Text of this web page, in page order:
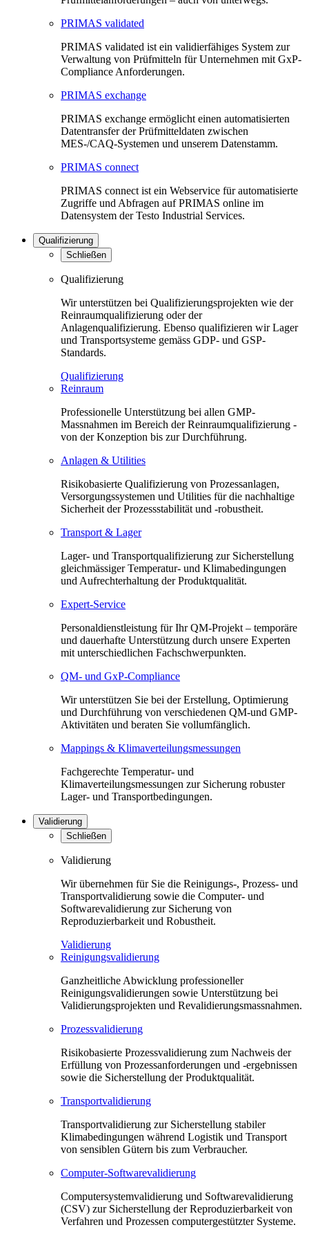
PRIMAS validated
PRIMAS validated ist ein validierfähiges System zur
Verwaltung von Prüfmitteln für Unternehmen mit GxP-
Compliance Anforderungen.
PRIMAS exchange
PRIMAS exchange ermöglicht einen automatisierten
Datentransfer der Prüfmitteldaten zwischen
MES-/CAQ-Systemen und unserem Datenstamm.
PRIMAS connect
PRIMAS connect ist ein Webservice für automatisierte
Zugriffe und Abfragen auf PRIMAS online im
Datensystem der Testo Industrial Services.
Qualifizierung
Schließen
Qualifizierung
Wir unterstützen bei Qualifizierungsprojekten wie der
Reinraumqualifizierung oder der
Anlagenqualifizierung. Ebenso qualifizieren wir Lager
und Transportsysteme gemäss GDP- und GSP-
Standards.
Qualifizierung
Reinraum
Professionelle Unterstützung bei allen GMP-
Massnahmen im Bereich der Reinraumqualifizierung -
von der Konzeption bis zur Durchführung.
Anlagen & Utilities
Risikobasierte Qualifizierung von Prozessanlagen,
Versorgungssystemen und Utilities für die nachhaltige
Sicherheit der Prozessstabilität und -robustheit.
Transport & Lager
Lager- und Transportqualifizierung zur Sicherstellung
gleichmässiger Temperatur- und Klimabedingungen
und Aufrechterhaltung der Produktqualität.
Expert-Service
Personaldienstleistung für Ihr QM-Projekt – temporäre
und dauerhafte Unterstützung durch unsere Experten
mit unterschiedlichen Fachschwerpunkten.
QM- und GxP-Compliance
Wir unterstützen Sie bei der Erstellung, Optimierung
und Durchführung von verschiedenen QM-und GMP-
Aktivitäten und beraten Sie vollumfänglich.
Mappings & Klimaverteilungsmessungen
Fachgerechte Temperatur- und
Klimaverteilungsmessungen zur Sicherung robuster
Lager- und Transportbedingungen.
Validierung
Schließen
Validierung
Wir übernehmen für Sie die Reinigungs-, Prozess- und
Transportvalidierung sowie die Computer- und
Softwarevalidierung zur Sicherung von
Reproduzierbarkeit und Robustheit.
Validierung
Reinigungsvalidierung
Ganzheitliche Abwicklung professioneller
Reinigungsvalidierungen sowie Unterstützung bei
Validierungsprojekten und Revalidierungsmassnahmen.
Prozessvalidierung
Risikobasierte Prozessvalidierung zum Nachweis der
Erfüllung von Prozessanforderungen und -ergebnissen
sowie die Sicherstellung der Produktqualität.
Transportvalidierung
Transportvalidierung zur Sicherstellung stabiler
Klimabedingungen während Logistik und Transport
von sensiblen Gütern bis zum Verbraucher.
Computer-Softwarevalidierung
Computersystemvalidierung und Softwarevalidierung
(CSV) zur Sicherstellung der Reproduzierbarkeit von
Verfahren und Prozessen computergestützter Systeme.